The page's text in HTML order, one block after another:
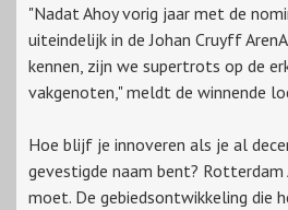
"Nadat Ahoy vorig jaar met de
uiteindelijk in de Johan Cruyff
kennen, zijn we supertrots op de
vakgenoten," meldt de winnende
Hoe blijf je innoveren als je al
gevestigde naam bent?
moet. De gebiedsontwikkeling die